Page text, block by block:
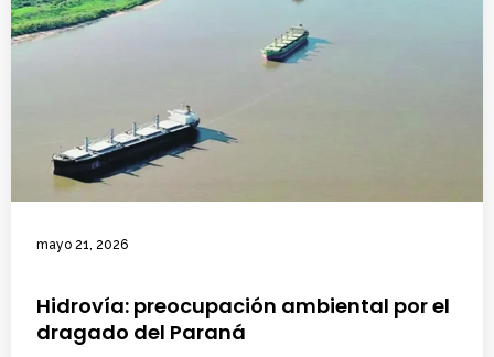
mayo 21, 2026
Hidrovía: preocupación ambiental por el
dragado del Paraná